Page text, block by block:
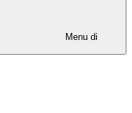
Menu di